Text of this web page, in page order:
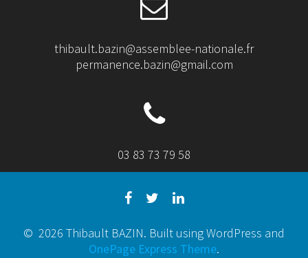
thibault.bazin@assemblee-nationale.fr
permanence.bazin@gmail.com
03 83 73 79 58
© 2026 Thibault BAZIN. Built using WordPress and
OnePage Express Theme.